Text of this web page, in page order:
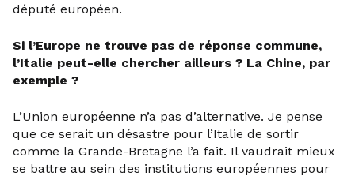
député européen.
Si l’Europe ne trouve pas de réponse commune,
l’Italie peut-elle chercher ailleurs ? La Chine, par
exemple ?
L’Union européenne n’a pas d’alternative. Je pense
que ce serait un désastre pour l’Italie de sortir
comme la Grande-Bretagne l’a fait. Il vaudrait mieux
se battre au sein des institutions européennes pour